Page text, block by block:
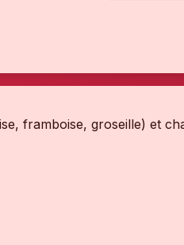
framboise, groseille) et